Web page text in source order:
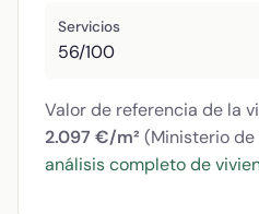
Servicios
56/100
Valor de referencia de la
2.097 €/m² (Ministerio de
análisis completo de